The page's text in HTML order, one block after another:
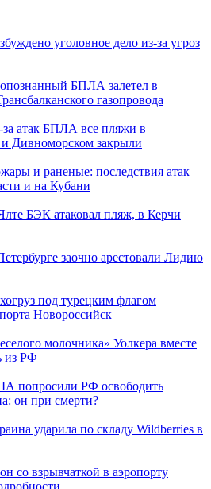
уголовное дело из-за угроз
БПЛА залетел в
газопровода
атак БПЛА все пляжи в
Дивноморском закрыли
и раненые: последствия атак
и на Кубани
БЭК атаковал пляж, в Керчи
заочно арестовали Лидию
под турецким флагом
Новороссийск
молочника» Уолкера вместе
из РФ
попросили РФ освободить
он при смерти?
ударила по складу Wildberries в
со взрывчаткой в аэропорту